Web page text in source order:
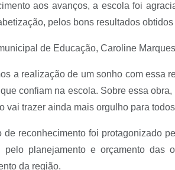
aos avanços, a escola foi
pelos bons resultados obtidos
de Educação, Caroline
a realização de um sonho com essa
confiam na escola. Sobre essa
vai trazer ainda mais orgulho para
de reconhecimento foi protagonizado
pelo planejamento e orçamento
da região.